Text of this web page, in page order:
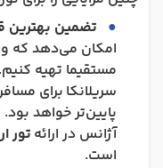
تضمین بهترین
امکان می‌دهد که
مستقیما تهیه
سریلانکا برای
پایین‌تر خواهد
آژانس در ارائه تور
است.